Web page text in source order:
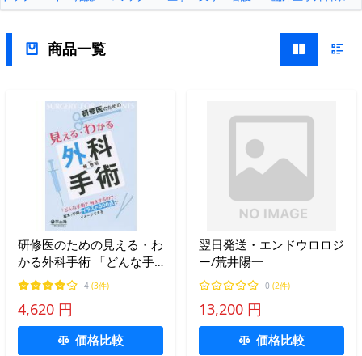
商品一覧
研修医のための見える・わ
かる外科手術 「どんな手
術?何をするの?」基本と手
順がイラスト300点でイメ
ージできる/畑啓昭
4 (3件)
4,620 円
価格比較
翌日発送・エンドウロロジ
ー/荒井陽一
0 (2件)
13,200 円
価格比較